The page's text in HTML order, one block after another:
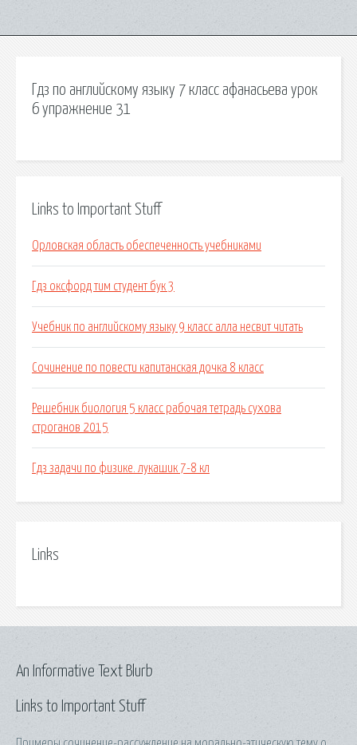
Гдз по английскому языку 7 класс афанасьева урок
6 упражнение 31
Links to Important Stuff
Орловская область обеспеченность учебниками
Гдз оксфорд тим студент бук 3
Учебник по английскому языку 9 класс алла несвит читать
Сочинение по повести капитанская дочка 8 класс
Решебник биология 5 класс рабочая тетрадь сухова
строганов 2015
Гдз задачи по физике. лукашик 7-8 кл
Links
Links to Important Stuff
An Informative Text Blurb